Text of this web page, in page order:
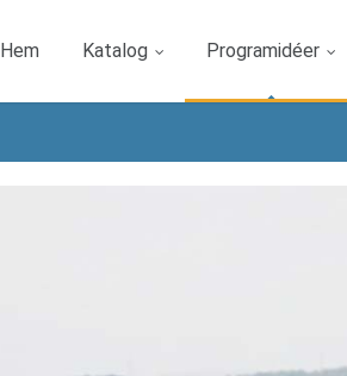
Hem Katalog Programidéer